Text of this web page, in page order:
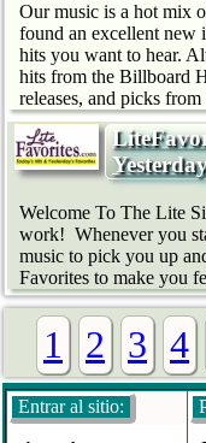
Our music is a hot mix
found an excellent new
hits you want to hear.
hits from the Billboard
releases, and picks
Welcome To The Lite
work! Whenever you
music to pick you up
Favorites to make you
1 2 3 4
Entrar al sitio: